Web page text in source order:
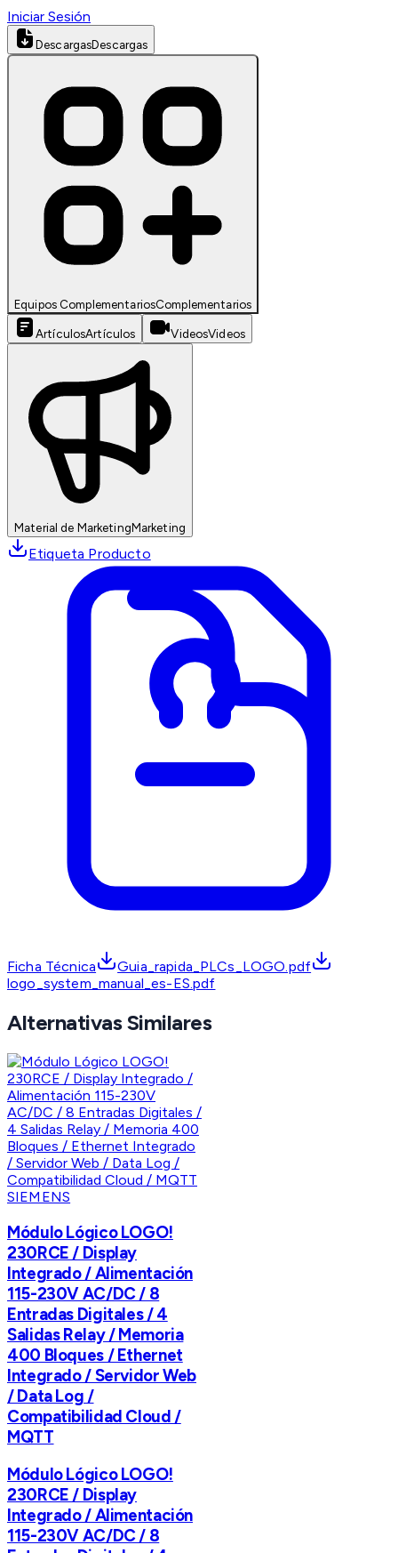
Iniciar Sesión
DescargasDescargas
Equipos ComplementariosComplementarios
ArtículosArtículos VideosVideos
Material de MarketingMarketing
Etiqueta Producto
Ficha Técnica
Guia_rapida_PLCs_LOGO.pdf
logo_system_manual_es-ES.pdf
Alternativas Similares
SIEMENS
Módulo Lógico LOGO!
230RCE / Display
Integrado / Alimentación
115-230V AC/DC / 8
Entradas Digitales / 4
Salidas Relay / Memoria
400 Bloques / Ethernet
Integrado / Servidor Web
/ Data Log /
Compatibilidad Cloud /
MQTT
Módulo Lógico LOGO!
230RCE / Display
Integrado / Alimentación
115-230V AC/DC / 8